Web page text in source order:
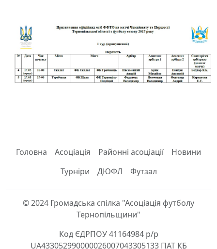
Головна Асоціація Районні асоціації
Новини
Турніри
ДЮФЛ Футзал
© 2024 Громадська спілка "Асоціація футболу
Тернопільщини"
Код ЄДРПОУ 41164984 р/р
UA433052990000026007043305133 ПАТ КБ